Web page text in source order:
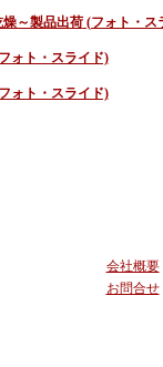
～製品出荷(フォト・ス
ォト・スライド)
ォト・スライド)
会社概要
お問合せ